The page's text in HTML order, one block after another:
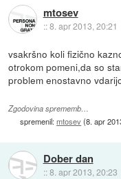
mtosev
::8. apr 2013, 20:21
vsakršno koli fizično
otrokom pomeni,da so
problem enostavno
Zgodovina sprememb…
spremenil:mtosev(8. apr
Dober dan
::8. apr 2013, 20:23